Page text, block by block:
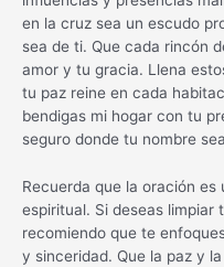
en la cruz sea un escudo
sea de ti. Que cada rincón
amor y tu gracia. Llena
tu paz reine en cada
bendigas mi hogar con tu
seguro donde tu nombre
Recuerda que la oración
espiritual. Si deseas limpiar
recomiendo que te
y sinceridad. Que la paz y